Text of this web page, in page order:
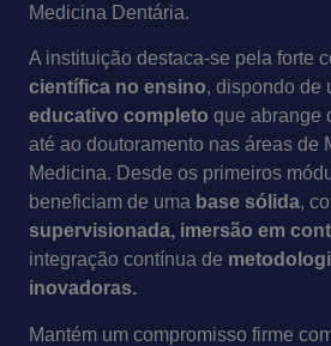
Medicina Dentária.
A instituição destaca-se pela forte
científica no ensino, dispondo de
educativo completo que abrange
até ao doutoramento nas áreas de
Medicina. Desde os primeiros
beneficiam de uma base sólida,
supervisionada, imersão em
integração contínua de
inovadoras.
Mantém um compromisso firme